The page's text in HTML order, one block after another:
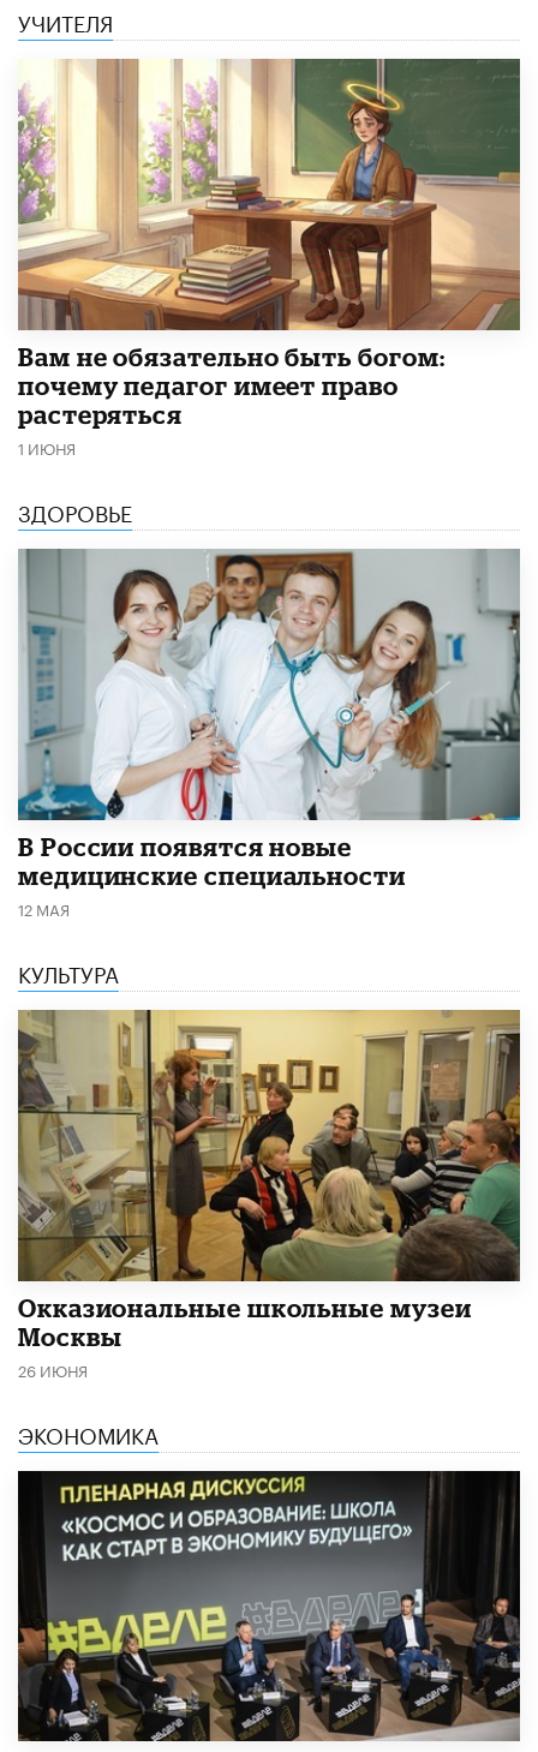
УЧИТЕЛЯ
​Вам не обязательно быть богом:
почему педагог имеет право
растеряться
1 ИЮНЯ
ЗДОРОВЬЕ
В России появятся новые
медицинские специальности
12 МАЯ
КУЛЬТУРА
​Окказиональные школьные музеи
Москвы
26 ИЮНЯ
ЭКОНОМИКА